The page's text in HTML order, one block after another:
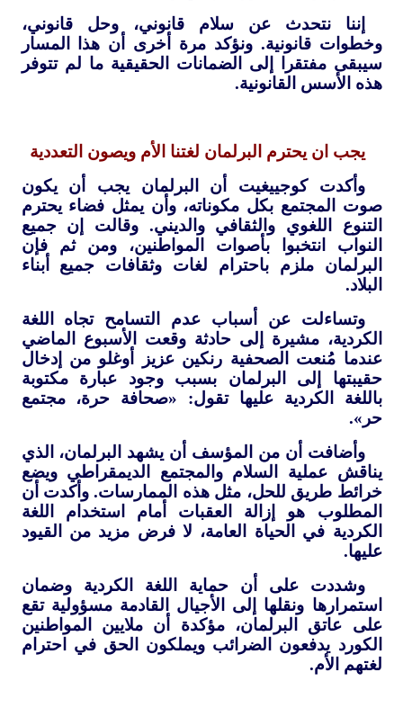
إننا نتحدث عن سلام قانوني، وحل قانوني،
وخطوات قانونية. ونؤكد مرة أخرى أن هذا المسار
سيبقى مفتقرا إلى الضمانات الحقيقية ما لم تتوفر
هذه الأسس القانونية.
يجب ان يحترم البرلمان لغتنا الأم ويصون التعددية
وأكدت كوجييغيت أن البرلمان يجب أن يكون
صوت المجتمع بكل مكوناته، وأن يمثل فضاء يحترم
التنوع اللغوي والثقافي والديني. وقالت إن جميع
النواب انتخبوا بأصوات المواطنين، ومن ثم فإن
البرلمان ملزم باحترام لغات وثقافات جميع أبناء
البلاد.
وتساءلت عن أسباب عدم التسامح تجاه اللغة
الكردية، مشيرة إلى حادثة وقعت الأسبوع الماضي
عندما مُنعت الصحفية رنكين عزيز أوغلو من إدخال
حقيبتها إلى البرلمان بسبب وجود عبارة مكتوبة
باللغة الكردية عليها تقول: «صحافة حرة، مجتمع
حر».
وأضافت أن من المؤسف أن يشهد البرلمان، الذي
يناقش عملية السلام والمجتمع الديمقراطي ويضع
خرائط طريق للحل، مثل هذه الممارسات. وأكدت أن
المطلوب هو إزالة العقبات أمام استخدام اللغة
الكردية في الحياة العامة، لا فرض مزيد من القيود
عليها.
وشددت على أن حماية اللغة الكردية وضمان
استمرارها ونقلها إلى الأجيال القادمة مسؤولية تقع
على عاتق البرلمان، مؤكدة أن ملايين المواطنين
الكورد يدفعون الضرائب ويملكون الحق في احترام
لغتهم الأم.